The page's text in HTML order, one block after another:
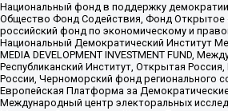
Национальный фонд в поддержку
Общество Фонд Содействия, Фонд Открытое
российский фонд по экономическому и
Национальный Демократический Институт
MEDIA DEVELOPMENT INVESTMENT FUND,
Республиканский Институт, Открытая
России, Черноморский фонд регионального
Европейская Платформа за
Международный центр электоральных